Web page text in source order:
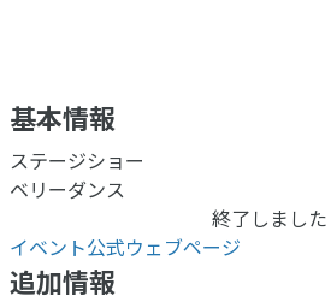
基本情報
ステージショー
ベリーダンス
終了しました
イベント公式ウェブページ
追加情報